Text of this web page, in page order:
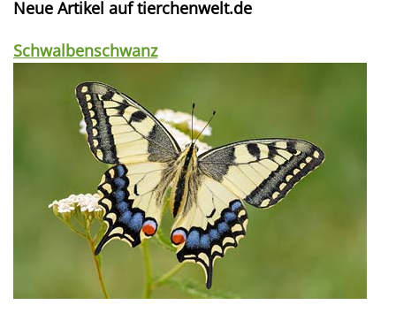
Neue Artikel auf tierchenwelt.de
Schwalbenschwanz